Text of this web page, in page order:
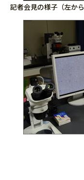
記者会見の様子（左か